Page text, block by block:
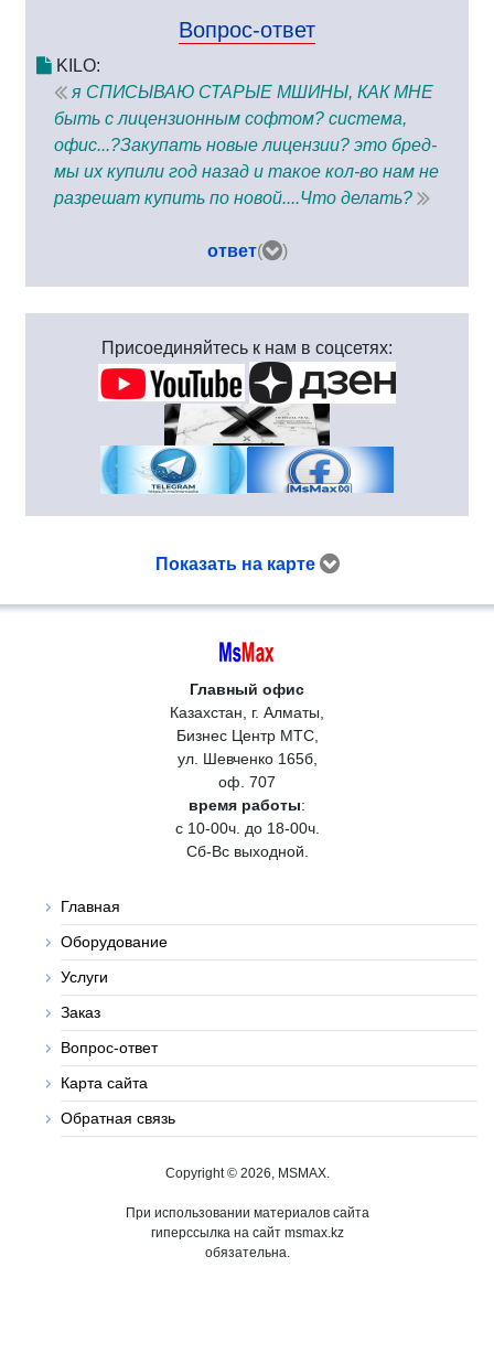
Вопрос-ответ
KILO:
я СПИСЫВАЮ СТАРЫЕ МШИНЫ, КАК МНЕ
быть с лицензионным софтом? система,
офис...?Закупать новые лицензии? это бред-
мы их купили год назад и такое кол-во нам не
разрешат купить по новой....Что делать?
ответ( )
Присоединяйтесь к нам в соцсетях:
Показать на карте
Главный офис
Казахстан, г. Алматы,
Бизнес Центр МТС,
ул. Шевченко 165б,
оф. 707
время работы:
с 10-00ч. до 18-00ч.
Сб-Вс выходной.
Главная
Оборудование
Услуги
Заказ
Вопрос-ответ
Карта сайта
Обратная связь
Copyright © 2026, MSMAX.
При использовании материалов сайта
гиперссылка на сайт msmax.kz
обязательна.